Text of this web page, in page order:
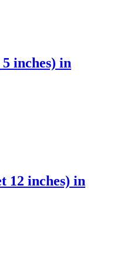
inches) in
12 inches) in